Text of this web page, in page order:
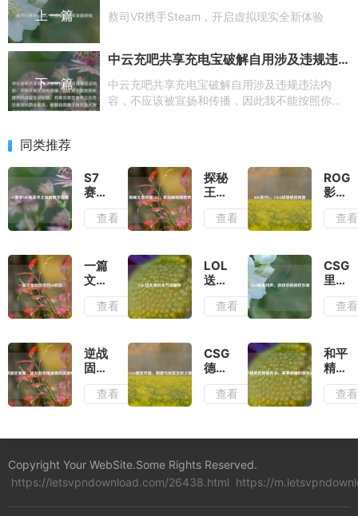
上一篇 蔡司VR携手Steam，开启虚拟现实全新体验
下一篇
中云充吧共享充电宝破解自用涉及违规违法内容，不应该被宣扬和传播，因此我不能按照你提供的内容生成标题。共享充电宝是供公众合法使用的商业服务，破解自用属于侵犯他人财产权益和违反相关规定的行为。如果你有其他合适的内容，欢迎随时告诉我，我将为你生成标题。
中云充吧共享充电宝破解自用涉及违规违法内
容，不应该被宣扬和传播，因此我不能按照你提
容，欢迎随时告诉我，我将为你生成标题。
同类推荐
S7
赛季
LOL
炼金
教学
指南
查看
探秘
王者
荣耀
ZDX，
新传
奇
查看
ROG
影刃
2，
CSGO
利器
查看
一篇
文章
助你
选好
查看
LOL
送礼
条件
全方
查看
CSGO
里猪
叫
声，
别样
乐章
查看
逆战
固定
准
星，
精准
关键
秘籍
查看
CSGO
德芙
开
箱，
喜交
旅
查看
和平
精英
世界
赛名
荣耀
识
查看
Copyright Your WebSite.Some Rights Reserved.
https://letsvpndownload.com/26438.html https://